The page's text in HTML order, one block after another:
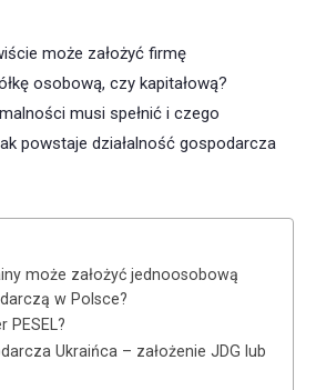
może założyć firmę
osobową, czy kapitałową?
musi spełnić i czego
powstaje działalność gospodarcza
może założyć jednoosobową
w Polsce?
PESEL?
Ukraińca – założenie JDG lub